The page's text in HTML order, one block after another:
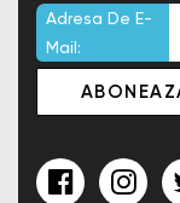
Adresa De E-
Mail: